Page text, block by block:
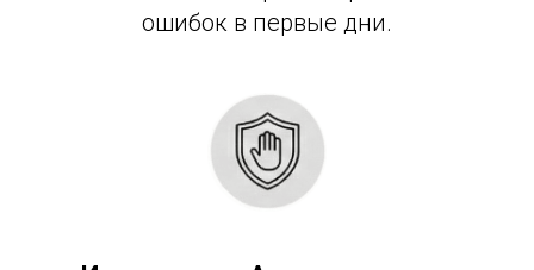
ошибок в первые дни.